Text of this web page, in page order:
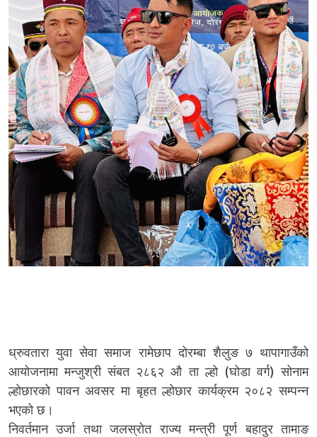
ध्रुवतारा युवा सेवा समाज रामेछाप दोरम्बा शैलुङ ७ थापागाउँको
आयोजनामा मन्जुश्री संबत २८६२ औ ता ल्हो (घोडा वर्ग) सोनाम
ल्होछारको पावन अवसर मा बृहत ल्होछार कार्यक्रम २०८२ सम्पन्न
भएको छ।
निवर्तमान उर्जा तथा जलस्रोत राज्य मन्त्री पूर्ण बहादुर तामाङ